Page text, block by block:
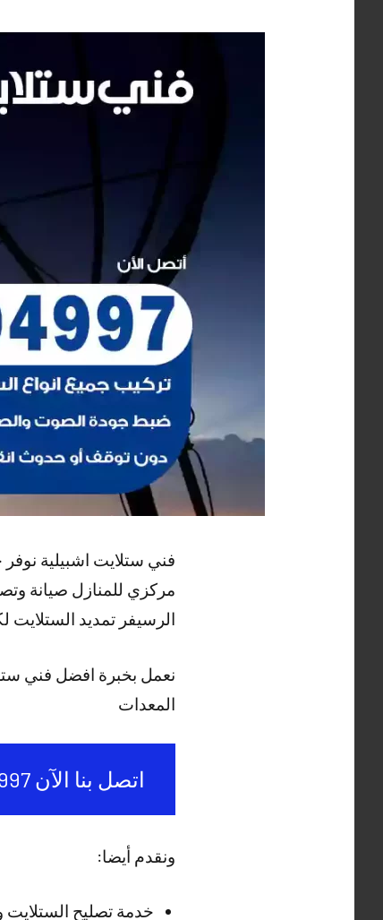
فني ستلايت اشبيلية
مركزي للمنازل صيانة
الرسيفر تمديد الستلايت
نعمل بخبرة افضل فني
المعدات
اتصل بنا الآن 50994997
ونقدم أيضا:
خدمة تصليح